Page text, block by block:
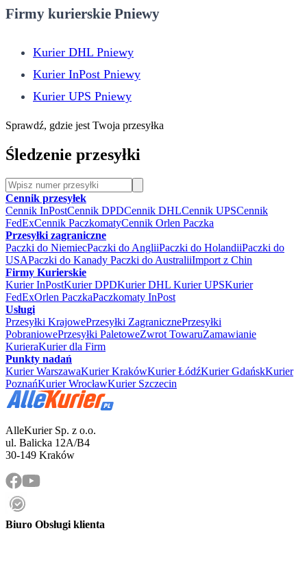
Firmy kurierskie Pniewy
Kurier DHL Pniewy
Kurier InPost Pniewy
Kurier UPS Pniewy
Sprawdź, gdzie jest Twoja przesyłka
Śledzenie przesyłki
Cennik przesyłek
Cennik InPostCennik DPDCennik DHLCennik UPSCennik
FedExCennik PaczkomatyCennik Orlen Paczka
Przesyłki zagraniczne
Paczki do NiemiecPaczki do AngliiPaczki do HolandiiPaczki do
USAPaczki do Kanady Paczki do AustraliiImport z Chin
Firmy Kurierskie
Kurier InPostKurier DPDKurier DHL Kurier UPSKurier
FedExOrlen PaczkaPaczkomaty InPost
Usługi
Przesyłki KrajowePrzesyłki ZagranicznePrzesyłki
PobraniowePrzesyłki PaletoweZwrot TowaruZamawianie
KurieraKurier dla Firm
Punkty nadań
Kurier WarszawaKurier KrakówKurier ŁódźKurier GdańskKurier
PoznańKurier WrocławKurier Szczecin
AlleKurier Sp. z o.o.
ul. Balicka 12A/B4
30-149 Kraków
Biuro Obsługi klienta